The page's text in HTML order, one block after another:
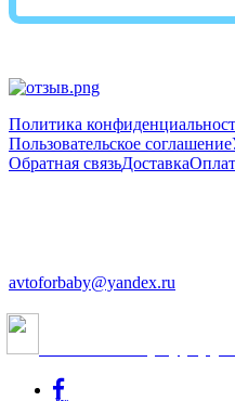
Политика
Пользовательское соглашение
Обратная связьДоставка
avtoforbaby@yandex.ru